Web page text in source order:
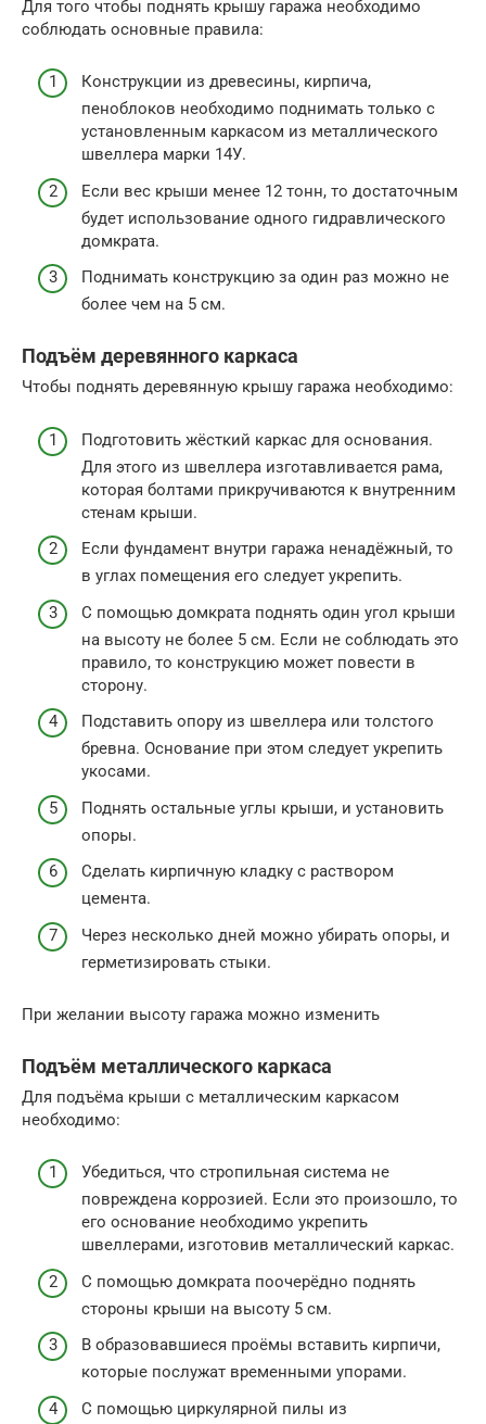
Для того чтобы поднять крышу гаража необходимо
соблюдать основные правила:
Конструкции из древесины, кирпича,
пеноблоков необходимо поднимать только с
установленным каркасом из металлического
швеллера марки 14У.
Если вес крыши менее 12 тонн, то достаточным
будет использование одного гидравлического
домкрата.
Поднимать конструкцию за один раз можно не
более чем на 5 см.
Подъём деревянного каркаса
Чтобы поднять деревянную крышу гаража необходимо:
Подготовить жёсткий каркас для основания.
Для этого из швеллера изготавливается рама,
которая болтами прикручиваются к внутренним
стенам крыши.
Если фундамент внутри гаража ненадёжный, то
в углах помещения его следует укрепить.
С помощью домкрата поднять один угол крыши
на высоту не более 5 см. Если не соблюдать это
правило, то конструкцию может повести в
сторону.
Подставить опору из швеллера или толстого
бревна. Основание при этом следует укрепить
укосами.
Поднять остальные углы крыши, и установить
опоры.
Сделать кирпичную кладку с раствором
цемента.
Через несколько дней можно убирать опоры, и
герметизировать стыки.
При желании высоту гаража можно изменить
Подъём металлического каркаса
Для подъёма крыши с металлическим каркасом
необходимо:
Убедиться, что стропильная система не
повреждена коррозией. Если это произошло, то
его основание необходимо укрепить
швеллерами, изготовив металлический каркас.
С помощью домкрата поочерёдно поднять
стороны крыши на высоту 5 см.
В образовавшиеся проёмы вставить кирпичи,
которые послужат временными упорами.
С помощью циркулярной пилы из